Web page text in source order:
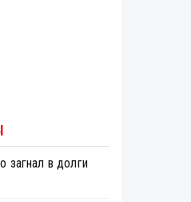
загнал в долги